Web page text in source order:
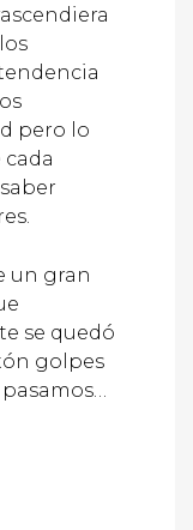
pero lo
un gran
se quedó
golpes